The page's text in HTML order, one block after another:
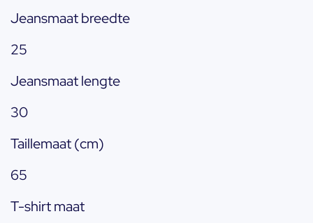
Jeansmaat breedte
25
Jeansmaat lengte
30
Taillemaat (cm)
65
T-shirt maat